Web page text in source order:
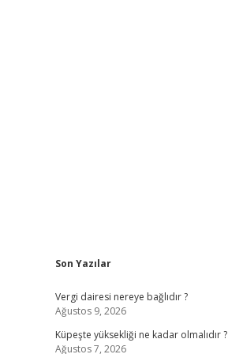
Sidebar
Son Yazılar
Vergi dairesi nereye bağlıdır ?
Ağustos 9, 2026
Küpeşte yüksekliği ne kadar olmalıdır ?
Ağustos 7, 2026